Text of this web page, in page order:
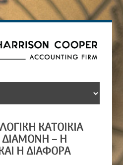
ΚΑΤΟΙΚΊΑ
– Η
Η ΔΙΑΦΟΡΆ